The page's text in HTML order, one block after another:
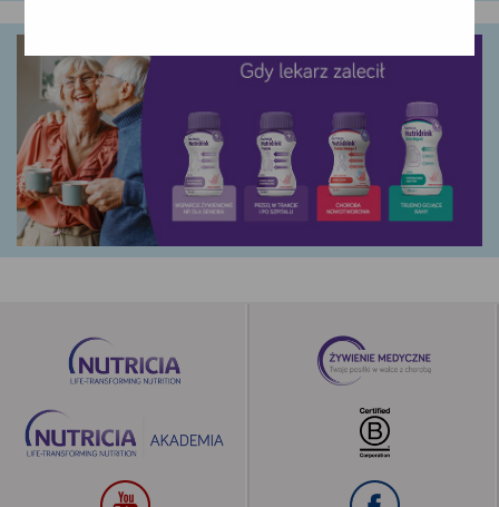
YouTube
Akceptuję
wszystkie
Odrzucam wszystkie
dobrowolne